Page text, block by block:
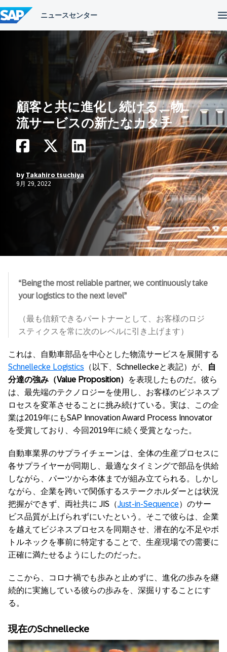
ン
テ
ン
顧客と共に進化し続ける、物
流サービスの新たなカタチ
by Takahiro tsuchiya
9月 29, 2022
“Being the most reliable partner, we continuously take
your logistics to the next level”
（最も信頼できるパートナーとして、お客様のロジ
スティクスを常に次のレベルに引き上げます）
これは、自動車部品を中心とした物流サービスを展開する
Schnellecke Logistics （以下、Schnelleckeと表記）が、
自
分達の強み（Value Proposition）
を表現したものだ。彼ら
は、最先端のテクノロジーを使用し、お客様のビジネスプ
ロセスを変革させることに挑み続けている。実は、この企
業は2019年にもSAP Innovation Award Process Innovator
を受賞しており、今回2019年に続く受賞となった。
自動車業界のサプライチェーンは、全体の生産プロセスに
各サプライヤーが同期し、最適なタイミングで部品を供給
しながら、パーツから本体までが組み立てられる。しかし
ながら、企業を跨いで関係するステークホルダーとは状況
把握ができず、両社共に JIS（Just-in-Sequence）のサー
ビス品質が上げられずにいたという。そこで彼らは、企業
を越えてビジネスプロセスを同期させ、潜在的な不足やボ
トルネックを事前に特定することで、生産現場での需要に
正確に満たせるようにしたのだった。
ここから、コロナ禍でも歩みと止めずに、進化の歩みを継
続的に実施している彼らの歩みを、深掘りすることにす
る。
現在のSchnellecke